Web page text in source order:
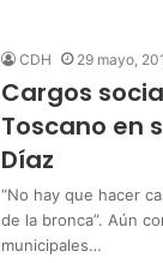
CDH 29 mayo,
Cargos
Toscano en
Díaz
“No hay que hacer
de la bronca”. Aún
municipales…